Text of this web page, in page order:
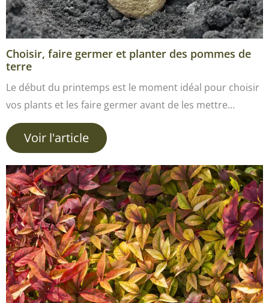
Choisir, faire germer et planter des pommes de
terre
Le début du printemps est le moment idéal pour choisir
vos plants et les faire germer avant de les mettre…
Voir l'article